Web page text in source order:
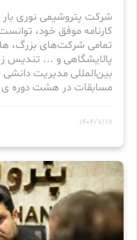
شرکت پتروشیمی نوری بار
کارنامه موفق خود،
تمامی شرکت‌های بزرگ،
پالایشگاهی و ... تندیس
مسابقات در هشت دوره ی
1404/7/17